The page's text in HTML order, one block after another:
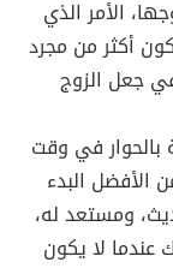
الأمر الذي
أكثر من مجرد
جعل الزوج
بالحوار في وقت
الأفضل البدء
ومستعد له،
عندما لا يكون